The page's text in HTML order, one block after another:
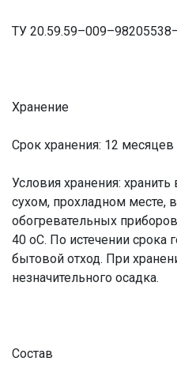
ТУ
Хранение
Срок хранения: 12 месяцев
Условия хранения:
сухом, прохладном месте,
обогревательных
40 oC. По истечении срока
бытовой отход. При
незначительного осадка.
Состав